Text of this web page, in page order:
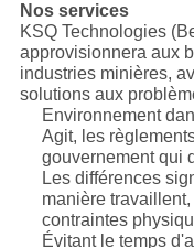
Nos services
KSQ Technologies
approvisionnera aux
industries minières,
solutions aux
Environnement
Agit, les
gouvernement qui
Les différences
manière
contraintes
Évitant le temps